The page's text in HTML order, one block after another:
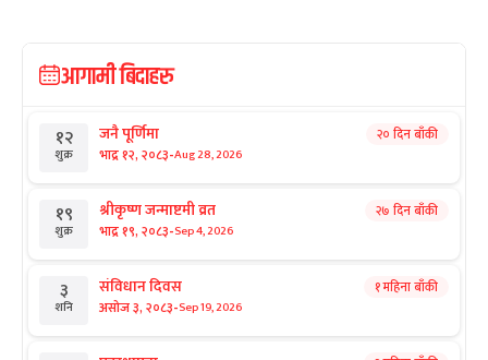
आगामी बिदाहरु
१२
शुक्र
जनै पूर्णिमा
भाद्र १२, २०८३-Aug 28, 2026
२० दिन बाँकी
१९
शुक्र
श्रीकृष्ण जन्माष्टमी व्रत
भाद्र १९, २०८३-Sep 4, 2026
२७ दिन बाँकी
३
शनि
संविधान दिवस
असोज ३, २०८३-Sep 19, 2026
१ महिना बाँकी